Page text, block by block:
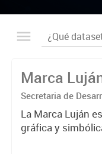
Marca
Secretaria de
La Marca Luján
gráfica y